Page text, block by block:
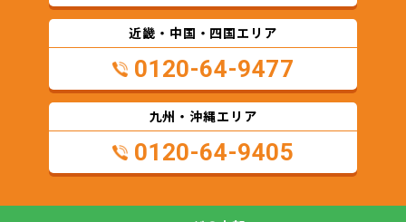
近畿・中国・四国エリア
0120-64-9477
九州・沖縄エリア
0120-64-9405